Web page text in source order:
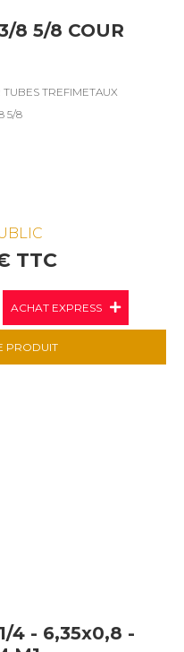
8 5/8 COUR
TREFIMETAUX
5/8
TTC
ACHAT EXPRESS
PRODUIT
4 - 6,35x0,8 -